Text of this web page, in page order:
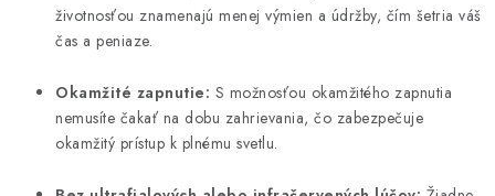
životnosťou znamenajú menej výmien a údržby, čím šetria váš
čas a peniaze.
Okamžité zapnutie: S možnosťou okamžitého zapnutia
nemusíte čakať na dobu zahrievania, čo zabezpečuje
okamžitý prístup k plnému svetlu.